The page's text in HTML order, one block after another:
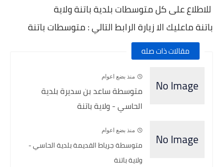
للاطلاع على كل متوسطات بلدية باتنة ولاية
باتنة ماعليك الا زيارة الرابط التالي : متوسطات باتنة
مقالات ذات صله
منذ بضع اعوام
متوسطة ساعد بن سديرة بلدية
الحاسي - ولاية باتنة
منذ بضع اعوام
متوسطة جرياط القديمة بلدية الحاسي -
ولاية باتنة